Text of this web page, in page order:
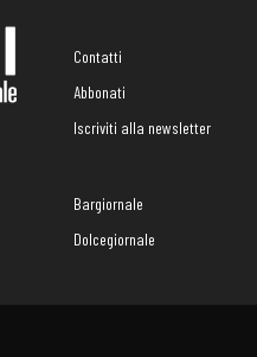
Contatti
Abbonati
Iscriviti alla newsletter
Bargiornale
Dolcegiornale